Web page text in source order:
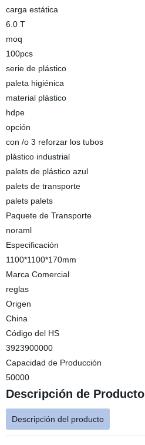
carga estática
6.0 T
moq
100pcs
serie de plástico
paleta higiénica
material plástico
hdpe
opción
con /o 3 reforzar los tubos
plástico industrial
palets de plástico azul
palets de transporte
palets palets
Paquete de Transporte
noraml
Especificación
1100*1100*170mm
Marca Comercial
reglas
Origen
China
Código del HS
3923900000
Capacidad de Producción
50000
Descripción de Producto
Descripción del producto